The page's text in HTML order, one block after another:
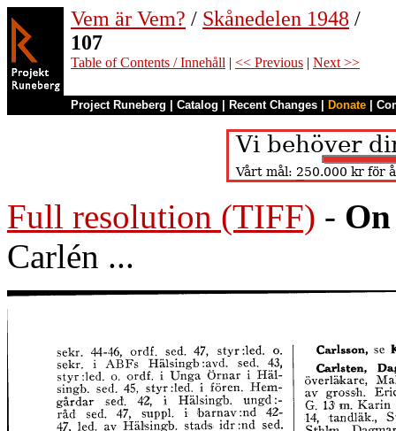
Vem är Vem? / Skånedelen 1948 /
107
Table of Contents / Innehåll | << Previous | Next >>
Project Runeberg Catalog Recent Changes Donate
Full resolution (TIFF) -
Carlén ...